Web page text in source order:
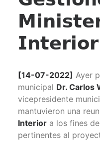
𝗜𝗻𝘁𝗲𝗿𝗶𝗼𝗿
[14-07-2022] Ayer
municipal Dr. Carlos
vicepresidente
mantuvieron una
Interior a los fines
pertinentes al